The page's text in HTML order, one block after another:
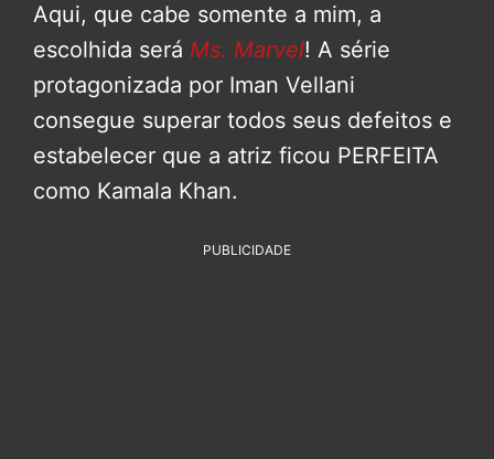
Aqui, que cabe somente a mim, a
escolhida será Ms. Marvel! A série
protagonizada por Iman Vellani
consegue superar todos seus defeitos e
estabelecer que a atriz ficou PERFEITA
como Kamala Khan.
PUBLICIDADE